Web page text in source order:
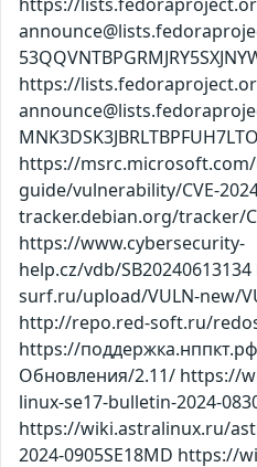
https://
https://
guide/vulnerability/CVE-
tracker.debian.org/tracker/
https://www.cybersecurity-
help.cz/vdb/
surf.ru/upload/VULN-new/
http://repo.red-soft.ru/
https://
Обновления/2.11/ https://
linux-se17-bulletin-2024-
https://wiki.astralinux.ru/
2024-0905SE18MD https://